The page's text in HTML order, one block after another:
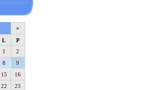
»
L
P
1
2
8
9
15
16
22
23